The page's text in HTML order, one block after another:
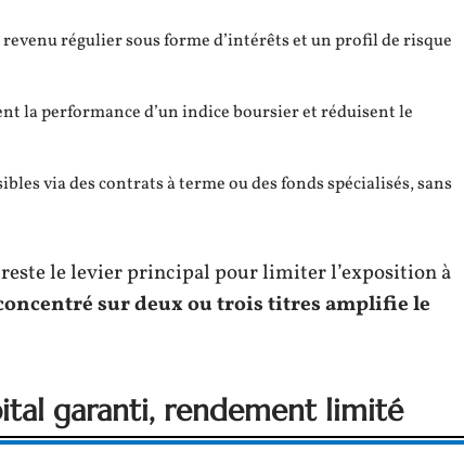
régulier sous forme d’intérêts et un profil de risque
la performance d’un indice boursier et réduisent le
via des contrats à terme ou des fonds spécialisés, sans
le levier principal pour limiter l’exposition à
sur deux ou trois titres amplifie le
garanti, rendement limité